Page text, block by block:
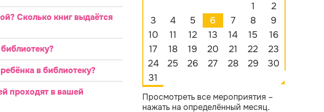
Сколько книг выдаётся
в библиотеку?
проходят в вашей
1
2
3
4 5 6 7 8
9
10
11 12 13 14 15
16
17
18 19 20 21 22
23
24
25 26 27 28 29
30
31
Просмотреть все мероприятия –
нажать на определённый месяц.